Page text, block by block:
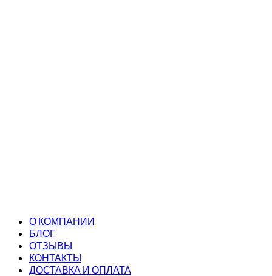
О КОМПАНИИ
БЛОГ
ОТЗЫВЫ
КОНТАКТЫ
ДОСТАВКА И ОПЛАТА